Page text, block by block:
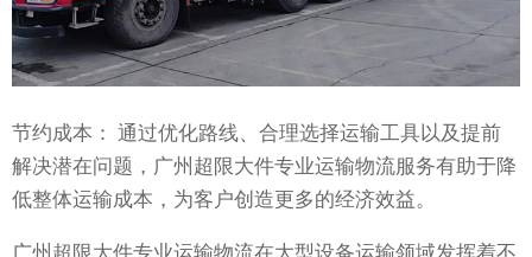
节约成本： 通过优化路线、合理选择运输工具以及提前
解决潜在问题，广州超限大件专业运输物流服务有助于降
低整体运输成本，为客户创造更多的经济效益。